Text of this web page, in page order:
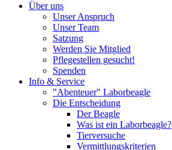
Über uns
Unser Anspruch
Unser Team
Satzung
Werden Sie Mitglied
Pflegestellen gesucht!
Spenden
Info & Service
"Abenteuer" Laborbeagle
Die Entscheidung
Der Beagle
Was ist ein Laborbeagle?
Tierversuche
Vermittlungskriterien